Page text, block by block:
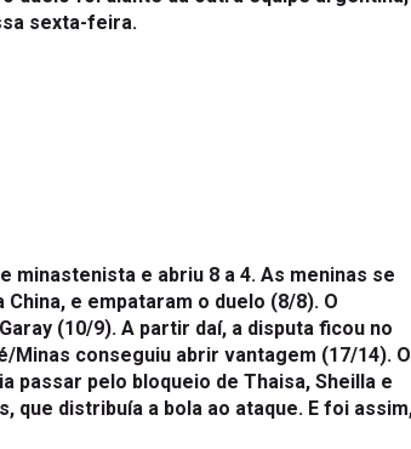
sexta-feira.
minastenista e abriu 8 a 4. As meninas se
e empataram o duelo (8/8). O
(10/9). A partir daí, a disputa ficou no
conseguiu abrir vantagem (17/14). O
passar pelo bloqueio de Thaisa, Sheilla e
que distribuía a bola ao ataque. E foi assim,